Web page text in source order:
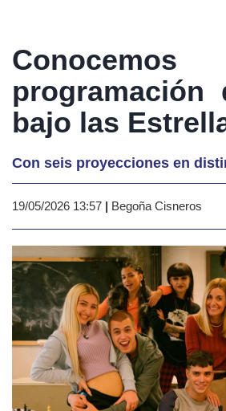
programación
bajo las
Con seis proyecciones en
19/05/2026 13:57 | Begoña Cisneros